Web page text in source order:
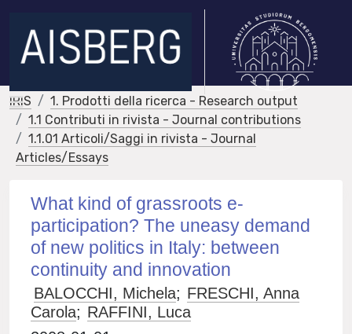
IRIS
1. Prodotti della ricerca - Research output
1.1 Contributi in rivista - Journal contributions
1.1.01 Articoli/Saggi in rivista - Journal
Articles/Essays
What kind of grassroots e-
participation? The uneasy demand
of new politics in Italy: between
continuity and innovation
BALOCCHI, Michela; FRESCHI, Anna
Carola; RAFFINI, Luca